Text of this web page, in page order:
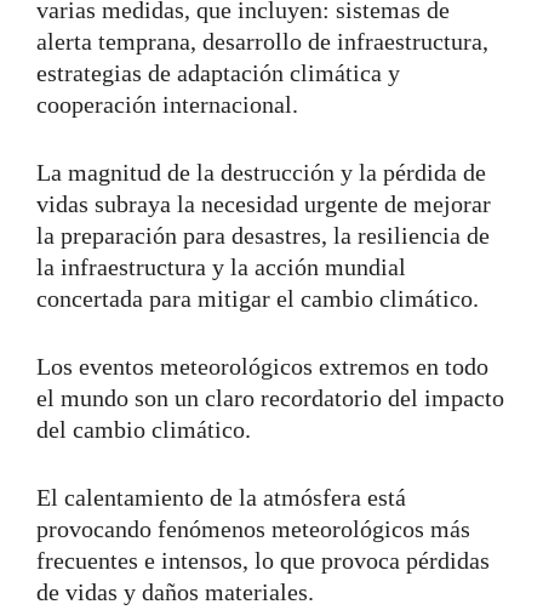
varias medidas, que incluyen: sistemas de
alerta temprana, desarrollo de infraestructura,
estrategias de adaptación climática y
cooperación internacional.
La magnitud de la destrucción y la pérdida de
vidas subraya la necesidad urgente de mejorar
la preparación para desastres, la resiliencia de
la infraestructura y la acción mundial
concertada para mitigar el cambio climático.
Los eventos meteorológicos extremos en todo
el mundo son un claro recordatorio del impacto
del cambio climático.
El calentamiento de la atmósfera está
provocando fenómenos meteorológicos más
frecuentes e intensos, lo que provoca pérdidas
de vidas y daños materiales.